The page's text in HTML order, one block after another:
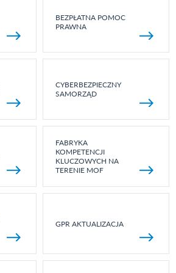
BEZPŁATNA POMOC
PRAWNA
CYBERBEZPIECZNY
SAMORZĄD
FABRYKA
KOMPETENCJI
KLUCZOWYCH NA
TERENIE MOF
GPR AKTUALIZACJA